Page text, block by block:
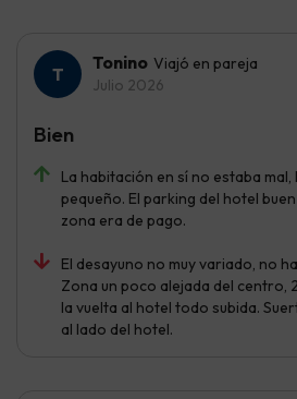
Tonino Viajó en pareja
Julio 2026
La habitación en sí no estaba
pequeño. El parking del hotel
zona era de pago.
El desayuno no muy variado, no
Zona un poco alejada del centro,
la vuelta al hotel todo subida.
al lado del hotel.
Bien